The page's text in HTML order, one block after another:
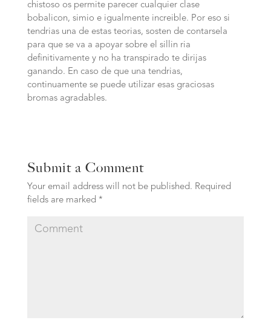
chistoso os permite parecer cualquier clase
bobalicon, simio e igualmente increible. Por eso si
tendri­as una de estas teorias, sosten de contarsela
para que se va a apoyar sobre el silli­n ria
definitivamente y no ha transpirado te dirijas
ganando. En caso de que una tendri­as,
continuamente se puede utilizar esas graciosas
bromas agradables.
Submit a Comment
Your email address will not be published. Required
fields are marked *